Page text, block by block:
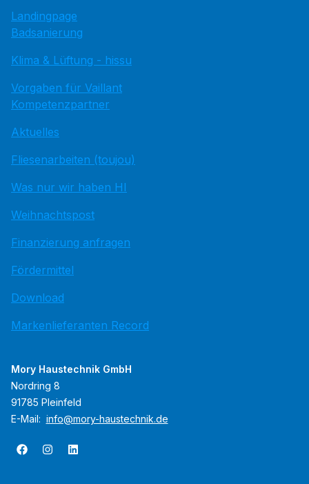
Landingpage
Badsanierung
Klima & Lüftung - hissu
Vorgaben für Vaillant
Kompetenzpartner
Aktuelles
Fliesenarbeiten (toujou)
Was nur wir haben HI
Weihnachtspost
Finanzierung anfragen
Fördermittel
Download
Markenlieferanten Record
Mory Haustechnik GmbH
Nordring 8
91785 Pleinfeld
E-Mail: info@mory-haustechnik.de